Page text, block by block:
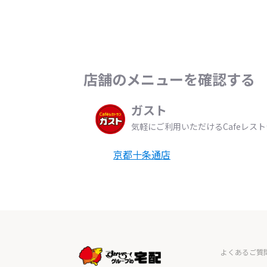
店舗のメニューを確認する
ガスト
気軽にご利用いただけるCafeレス
京都十条通店
よくあるご質